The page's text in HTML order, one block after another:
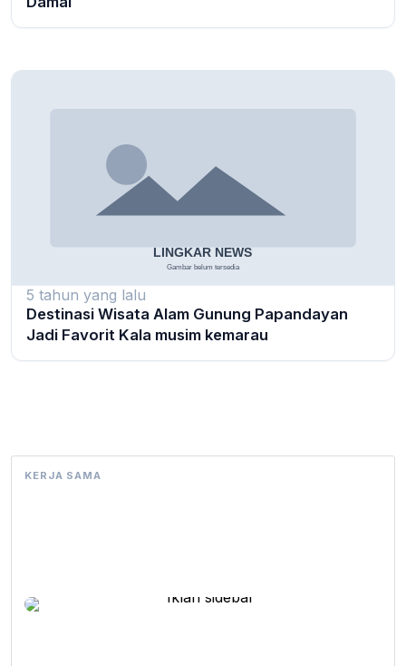
5 tahun yang lalu
Destinasi Wisata Alam Gunung Papandayan
Jadi Favorit Kala musim kemarau
KERJA SAMA